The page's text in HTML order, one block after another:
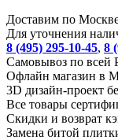
Доставим по
Для уточнения
8 (495) 295-10-45, 8
Cамовывоз по всей
Офлайн магазин в
3D дизайн-проект
Все товары
Скидки и возврат
Замена битой